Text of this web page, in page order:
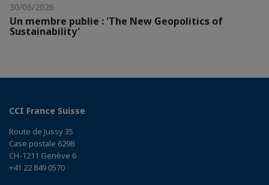
30/06/2026
Un membre publie : 'The New Geopolitics of
Sustainability'
CCI France Suisse
Route de Jussy 35
Case postale 6298
CH-1211 Genève 6
+41 22 849 0570